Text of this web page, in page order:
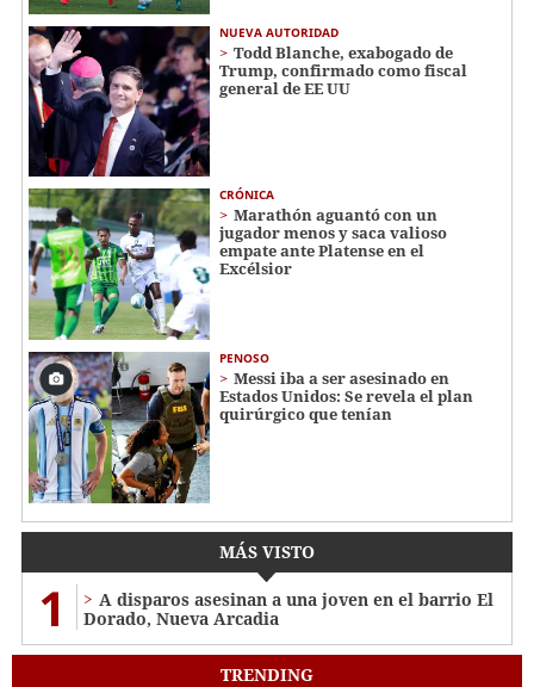
NUEVA AUTORIDAD
Todd Blanche, exabogado de
Trump, confirmado como fiscal
general de EE UU
CRÓNICA
Marathón aguantó con un
jugador menos y saca valioso
empate ante Platense en el
Excélsior
PENOSO
Messi iba a ser asesinado en
Estados Unidos: Se revela el plan
quirúrgico que tenían
MÁS VISTO
1
A disparos asesinan a una joven en el barrio El
Dorado, Nueva Arcadia
TRENDING